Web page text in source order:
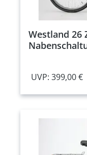
Westland 26
UVP: 399,00 €